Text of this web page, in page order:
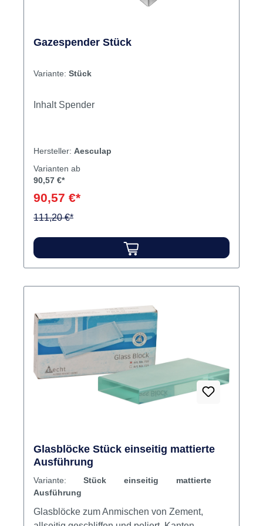
Gazespender Stück
Variante: Stück
Inhalt Spender
Hersteller: Aesculap
Varianten ab
90,57 €*
90,57 €*
111,20 €*
Glasblöcke Stück einseitig mattierte
Ausführung
Variante: Stück einseitig mattierte
Ausführung
Glasblöcke zum Anmischen von Zement,